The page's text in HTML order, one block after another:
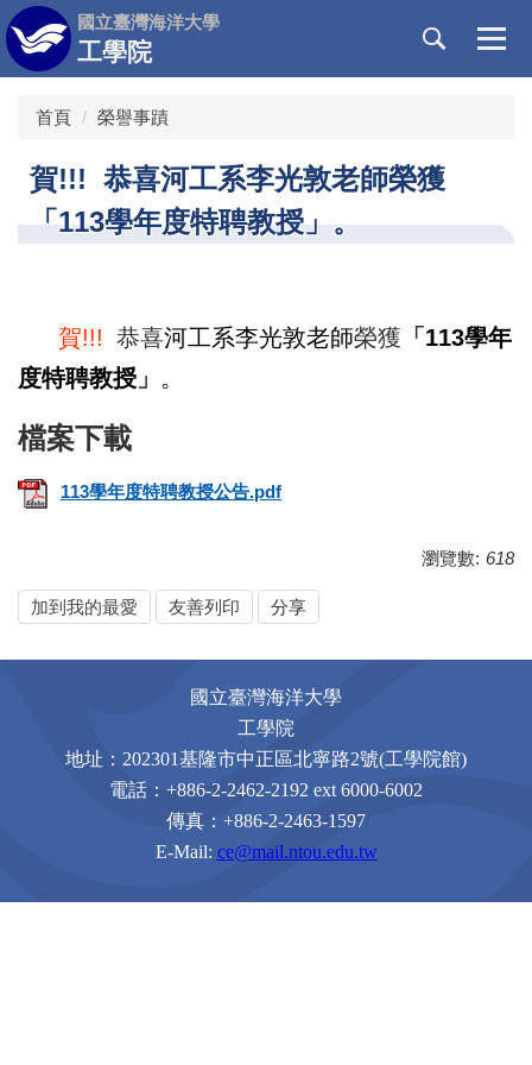
跳
到
主
國立臺灣海洋大學
工學院
首頁 榮譽事蹟
賀!!! 恭喜河工系李光敦老師榮獲
「113學年度特聘教授」。
賀!!! 恭喜河工系李光敦老師榮獲 「 113學年
度特聘教授 」 。
113學年度特聘教授公告.pdf
瀏覽數: 618
加到我的最愛 友善列印 分享
國立臺灣海洋大學
工學院
地址： 202301基隆市中正區北寧路2號(工學院館)
電話： +886-2-2462-2192 ext 6000-6002
傳真： +886-2-2463-1597
E-Mail: ce@mail.ntou.edu.tw